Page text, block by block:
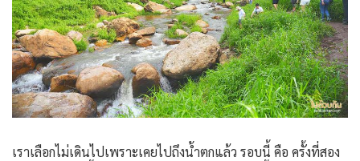
เราเลือกไม่เดินไปเพราะเคยไปถึงน้ำตกแล้ว รอบนี้ คือ ครั้งที่สอง